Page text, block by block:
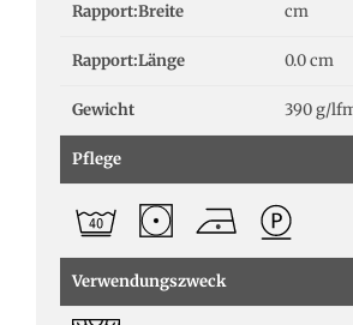
Rapport:Breite cm
Rapport:Länge 0.0 cm
Gewicht 390 g/
Pflege
Verwendungszweck